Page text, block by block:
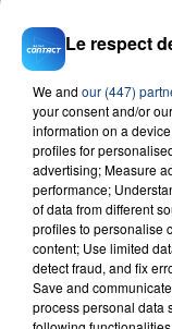
FIL D'ACTU
23 juillet 2026
INCENDIE
SON BÉBÉ
Un homme
Le respect
We and our (447)
your consent and/or
information on a
profiles for
advertising; Measure
performance;
of data from different
profiles to personalise
content; Use limited
detect fraud, and fix
Save and
process personal data